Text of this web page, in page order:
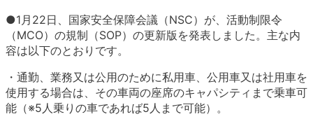
●1月22日、国家安全保障会議（NSC）が、活動制限令
（MCO）の規制（SOP）の更新版を発表しました。主な内
容は以下のとおりです。
・通勤、業務又は公用のために私用車、公用車又は社用車を
使用する場合は、その車両の座席のキャパシティまで乗車可
能（※5人乗りの車であれば5人まで可能）。